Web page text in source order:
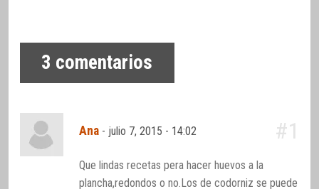
3 comentarios
Ana - julio 7, 2015 - 14:02 #1
Que lindas recetas pera hacer huevos a la
plancha,redondos o no.Los de codorniz se puede